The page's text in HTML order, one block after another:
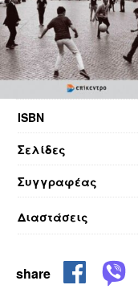
Διαστάσεις
ISBN
Σελίδες
Συγγραφέας
share